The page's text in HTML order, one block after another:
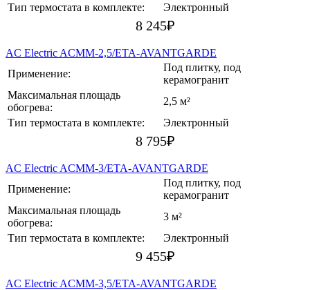
Тип термостата в комплекте: Электронный
8 245₽
AC Electric ACMM-2,5/ETA-AVANTGARDE
Применение:
Под плитку, под
керамогранит
Максимальная площадь
обогрева:
2,5 м²
Тип термостата в комплекте:
Электронный
8 795₽
AC Electric ACMM-3/ETA-AVANTGARDE
Применение:
Под плитку, под
керамогранит
Максимальная площадь
обогрева:
3 м²
Тип термостата в комплекте:
Электронный
9 455₽
AC Electric ACMM-3,5/ETA-AVANTGARDE